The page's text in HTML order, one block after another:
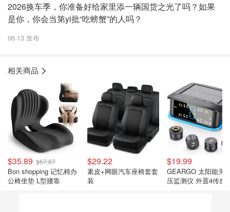
2026换车季，你准备好给家里添一辆国货之光了吗？如果
是你，你会当第yi批“吃螃蟹”的人吗？
06-13 发布
相关商品
$35.89 $67.87
Bon shopping 记忆棉办
公椅坐垫 L型腰靠
$29.22
素皮+网眼汽车座椅套套
装
$19.99
GEARGO 太阳能无
压监测仪 外置4传感